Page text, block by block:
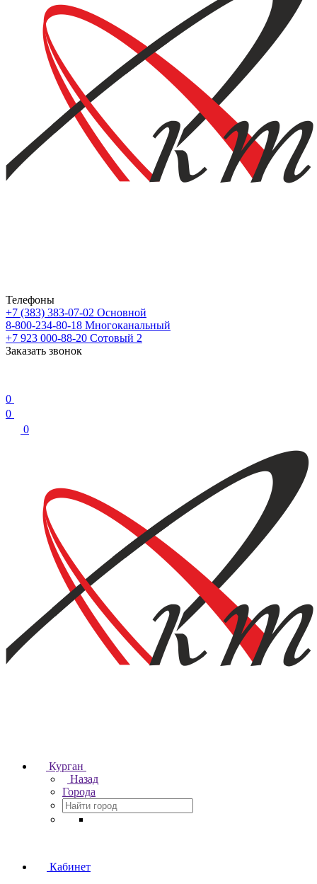
Телефоны
+7 (383) 383-07-02 Основной
8-800-234-80-18 Многоканальный
+7 923 000-88-20 Сотовый 2
Заказать звонок
0
0
0
Курган
Назад
Города
Кабинет